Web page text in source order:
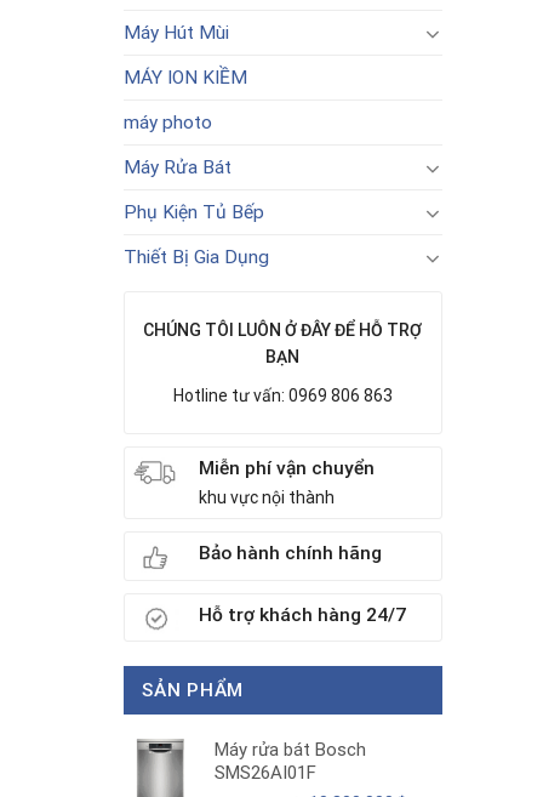
Máy Hút Mùi
MÁY ION KIỀM
máy photo
Máy Rửa Bát
Phụ Kiện Tủ Bếp
Thiết Bị Gia Dụng
CHÚNG TÔI LUÔN Ở ĐÂY ĐỂ HỖ TRỢ
BẠN
Hotline tư vấn: 0969 806 863
Miễn phí vận chuyển
khu vực nội thành
Bảo hành chính hãng
Hỗ trợ khách hàng 24/7
SẢN PHẨM
Máy rửa bát Bosch
SMS26AI01F